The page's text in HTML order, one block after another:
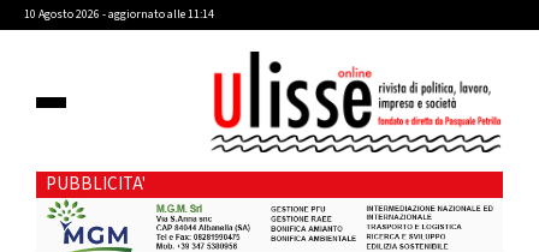
10 Agosto 2026 - aggiornato alle 11:14
PUBBLICITA'